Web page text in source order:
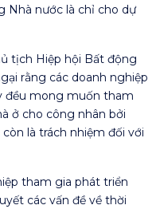
Nhà nước là chỉ cho dự
tịch Hiệp hội Bất động
rằng các doanh nghiệp
đều mong muốn tham
ở cho công nhân bởi
là trách nhiệm đối với
tham gia phát triển
các vấn đề về thời